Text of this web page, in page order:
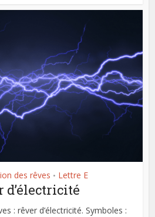
des rêves • Lettre E
d’électricité
: rêver d’électricité. Symboles :